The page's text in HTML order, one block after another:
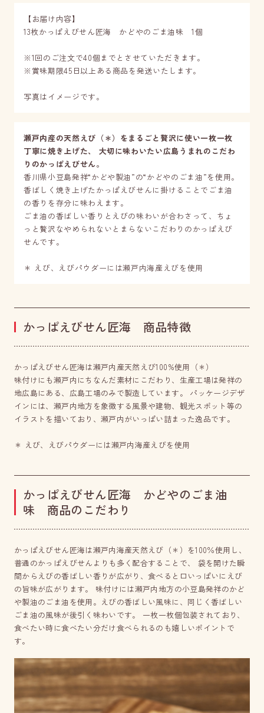
【お届け内容】
13枚かっぱえびせん匠海 かどやのごま油味 1個
※1回のご注文で40個までとさせていただきます。
※賞味期限45日以上ある商品を発送いたします。
写真はイメージです。
瀬戸内産の天然えび（＊）をまるごと贅沢に使い一枚一枚
丁寧に焼き上げた、 大切に味わいたい広島うまれのこだわ
りのかっぱえびせん。
香川県小豆島発祥“かどや製油”の“かどやのごま油”を使用。
香ばしく焼き上げたかっぱえびせんに掛けることでごま油
の香りを存分に味わえます。
ごま油の香ばしい香りとえびの味わいが合わさって、ちょ
っと贅沢なやめられないとまらないこだわりのかっぱえび
せんです。
＊ えび、えびパウダーには瀬戸内海産えびを使用
かっぱえびせん匠海 商品特徴
かっぱえびせん匠海は瀬戸内産天然えび100%使用（＊）
味付けにも瀬戸内にちなんだ素材にこだわり、生産工場は発祥の
地広島にある、広島工場のみで製造しています。 パッケージデザ
インには、瀬戸内地方を象徴する風景や建物、観光スポット等の
イラストを描いており、瀬戸内がいっぱい詰まった逸品です。
＊ えび、えびパウダーには瀬戸内海産えびを使用
かっぱえびせん匠海 かどやのごま油
味 商品のこだわり
かっぱえびせん匠海は瀬戸内海産天然えび（＊）を100％使用し、
普通のかっぱえびせんよりも多く配合することで、 袋を開けた瞬
間からえびの香ばしい香りが広がり、食べると口いっぱいにえび
の旨味が広がります。 味付けには瀬戸内地方の小豆島発祥のかど
や製油のごま油を使用。えびの香ばしい風味に、同じく香ばしい
ごま油の風味が後引く味わいです。 一枚一枚個包装されており、
食べたい時に食べたい分だけ食べられるのも嬉しいポイントで
す。